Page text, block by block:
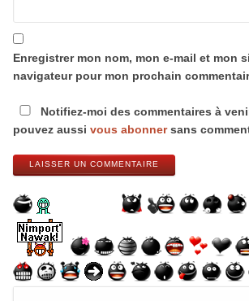
Enregistrer mon nom, mon e-mail et mon
navigateur pour mon prochain
Notifiez-moi des commentaires à
pouvez aussi vous abonnersans
LAISSER UN COMMENTAIRE